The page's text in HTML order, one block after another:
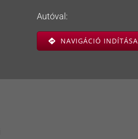
Autóval:
NAVIGÁCIÓ INDÍTÁSA